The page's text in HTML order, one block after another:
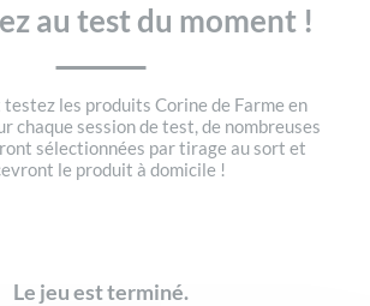
au test du moment !
les produits Corine de Farme en
chaque session de test, de nombreuses
sélectionnées par tirage au sort et
le produit à domicile !
Le jeu est terminé.